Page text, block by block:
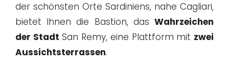
der schönsten Orte Sardiniens, nahe Cagliari,
bietet Ihnen die Bastion, das Wahrzeichen
der Stadt San Remy, eine Plattform mit zwei
Aussichtsterrassen.